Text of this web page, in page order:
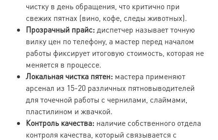
чистку в день обращения, что критично при
свежих пятнах (вино, кофе, следы животных).
Прозрачный прайс: диспетчер называет точную
вилку цен по телефону, а мастер перед началом
работы фиксирует итоговую стоимость, которая не
меняется в процессе.
Локальная чистка пятен: мастера применяют
арсенал из 15-20 различных пятновыводителей
для точечной работы с чернилами, слаймами,
пластилином и жвачкой.
Контроль качества: наличие собственного отдела
контроля качества, который связывается с